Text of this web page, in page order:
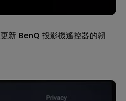
新 BenQ 投影機遙控器的韌